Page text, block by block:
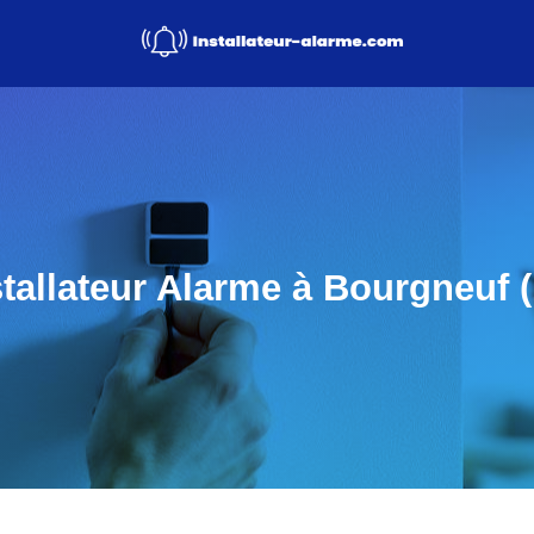
Alarme à Bourgneuf